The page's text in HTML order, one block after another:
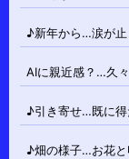
♪新年から…涙が止
AIに親近感？…久
♪引き寄せ…既に得
♪畑の様子…お花